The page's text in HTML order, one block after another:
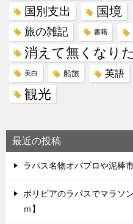
国別支出
国境
旅の雑記 書籍
消えて無くなり
美白 船旅 英語
観光
最近の投稿
ラパス名物オバプロや泥棒
ボリビアのラパスでマラソ
ｍ】